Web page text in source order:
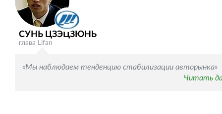
СУНЬ ЦЗЭЦЗЮНЬ
глава Lifan
«Мы наблюдаем тенденцию стабилизации авторынка»
Читать